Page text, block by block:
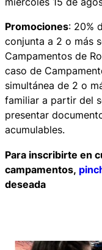
Promociones: 20%
conjunta a 2 o más
Campamentos de
caso de
simultánea de 2 o
familiar a partir del
presentar
acumulables.
Para inscribirte en
campamentos,
deseada